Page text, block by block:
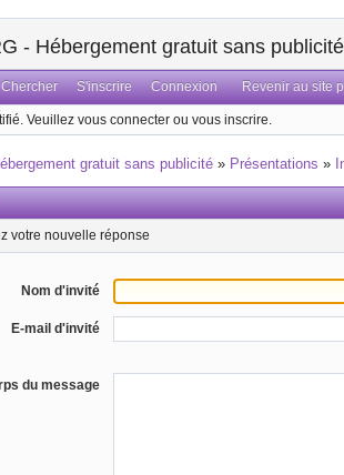
- Hébergement gratuit sans publicité
Chercher S'inscrire Connexion Revenir au site
Veuillez vous connecter ou vous inscrire.
gratuit sans publicité » Présentations »
votre nouvelle réponse
Nom d'invité
E-mail d'invité
du message